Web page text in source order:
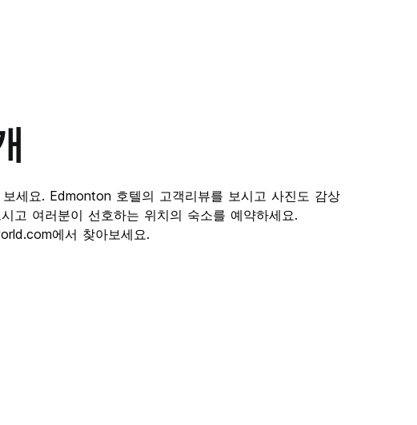
세요. Edmonton 호텔의 고객리뷰를 보시고 사진도 감상
고 여러분이 선호하는 위치의 숙소를 예약하세요.
에서 찾아보세요.